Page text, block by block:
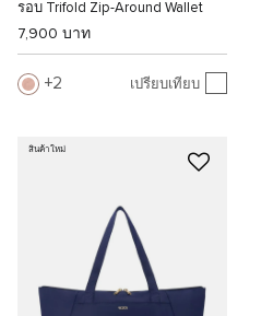
รอบ Trifold Zip-Around Wallet
7,900 บาท
2 เปรียบเทียบ
สินค้าใหม่